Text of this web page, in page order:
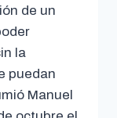
de un
la
puedan
Manuel